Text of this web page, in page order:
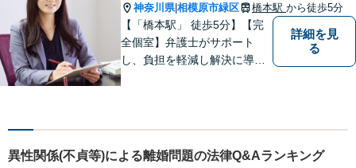
神奈川県|相模原市緑区 橋本駅 から徒歩5分
【「橋本駅」 徒歩5分】【完
全個室】弁護士がサポート
し、負担を軽減し解決に導き
はご相談いただき、今後の進
め方を一緒に考えましょう。
【法テラス利用可】
詳細を見
る
異性関係(不貞等)による離婚問題の法律Q&Aランキング